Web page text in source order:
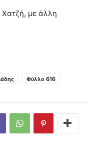
με άλλη
Φύλλο 616